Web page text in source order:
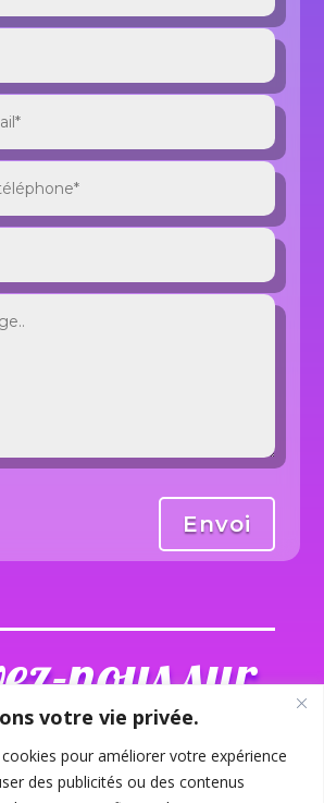
votre vie privée.
pour améliorer votre expérience
des publicités ou des contenus
Envoi
nous sur
réseaux